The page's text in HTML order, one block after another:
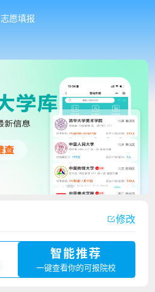
志愿填报
修改
智能推荐
一键查看你的可报院校
香港中文大学（深圳）2023年夏季高考招生简章
湛江幼儿师范专科学校2023年夏季高考招生简章